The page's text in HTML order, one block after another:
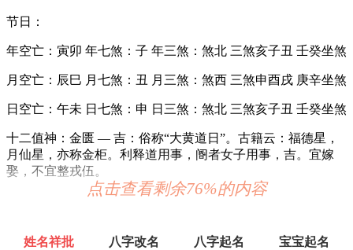
节日：
年空亡：寅卯 年七煞：子 年三煞：煞北 三煞亥子丑 壬癸坐煞
月空亡：辰巳 月七煞：丑 月三煞：煞西 三煞申酉戌 庚辛坐煞
日空亡：午未 日七煞：申 日三煞：煞北 三煞亥子丑 壬癸坐煞
十二值神：金匮 — 吉：俗称“大黄道日”。古籍云：福德星，
月仙星，亦称金柜。利释道用事，阍者女子用事，吉。宜嫁
娶，不宜整戎伍。
易经卦象：离为火 推荐吉时：子，寅，卯，午，未，酉
点击查看剩余76%的内容
姓名祥批 八字改名 八字起名 宝宝起名